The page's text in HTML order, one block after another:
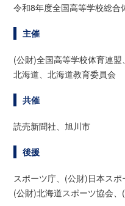
令和8年度全国高等学校総合
主催
(公財)全国高等学校体育連盟
北海道、北海道教育委員会
共催
読売新聞社、旭川市
後援
スポーツ庁、(公財)日本スポ
(公財)北海道スポーツ協会